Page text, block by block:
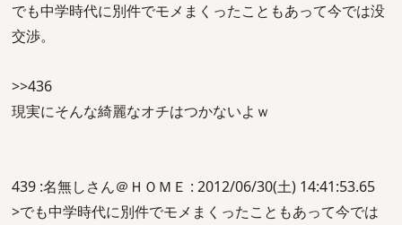
でも中学時代に別件でモメまくったこともあって今では没
交渉。
>>436
現実にそんな綺麗なオチはつかないよｗ
439 :名無しさん＠ＨＯＭＥ : 2012/06/30(土) 14:41:53.65
>でも中学時代に別件でモメまくったこともあって今では